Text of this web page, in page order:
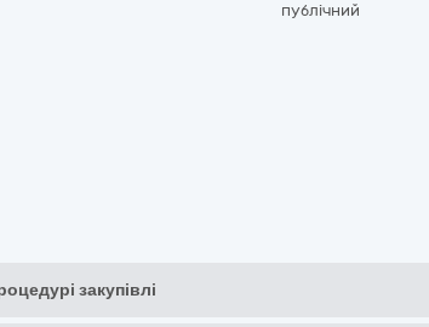
публічний
закупівлі